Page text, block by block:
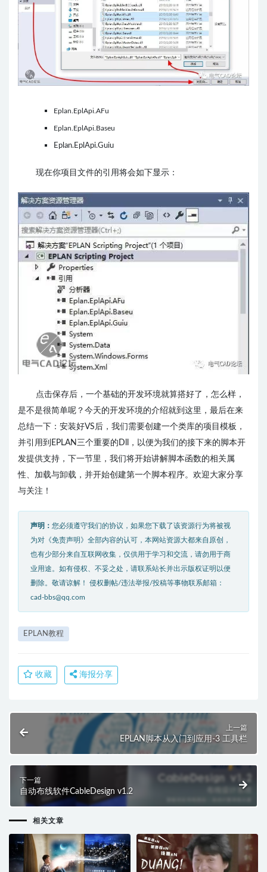
Eplan.EplApi.AFu
Eplan.EplApi.Baseu
Eplan.EplApi.Guiu
现在你项目文件的引用将会如下显示：
点击保存后，一个基础的开发环境就算搭好了，怎么样，
是不是很简单呢？今天的开发环境的介绍就到这里，最后在来
总结一下：安装好VS后，我们需要创建一个类库的项目模板，
并引用到EPLAN三个重要的Dll，以便为我们的接下来的脚本开
发提供支持，下一节里，我们将开始讲解脚本函数的相关属
性、加载与卸载，并开始创建第一个脚本程序。 欢迎大家分享
与关注！
声明： 您必须遵守我们的协议，如果您下载了该资源行为将被视
为对《免责声明》全部内容的认可，本网站资源大都来自原创，
也有少部分来自互联网收集，仅供用于学习和交流，请勿用于商
业用途。如有侵权、不妥之处，请联系站长并出示版权证明以便
删除。敬请谅解！ 侵权删帖/违法举报/投稿等事物联系邮箱：
cad-bbs@qq.com
EPLAN教程
收藏 海报分享
上一篇
EPLAN脚本从入门到应用-3 工具栏
下一篇
自动布线软件CableDesign v1.2
相关文章